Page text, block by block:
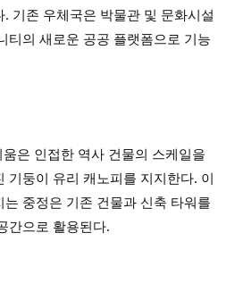
기존 우체국은 박물관 및 문화시설
티의 새로운 공공 플랫폼으로 기능
은 인접한 역사 건물의 스케일을
기둥이 유리 캐노피를 지지한다. 이
중정은 기존 건물과 신축 타워를
간으로 활용된다.